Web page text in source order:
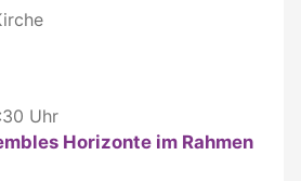
Uhr
Horizonte im Rahmen